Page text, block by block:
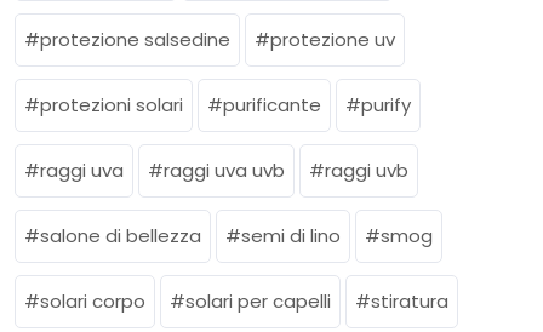
protezione salsedine protezione uv
protezioni solari purificante purify
raggi uva raggi uva uvb raggi uvb
salone di bellezza semi di lino smog
solari corpo solari per capelli stiratura